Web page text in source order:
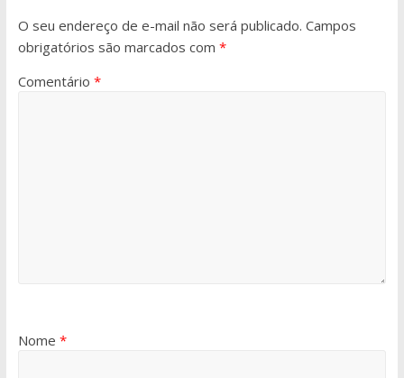
O seu endereço de e-mail não será publicado. Campos
obrigatórios são marcados com *
Comentário *
Nome *